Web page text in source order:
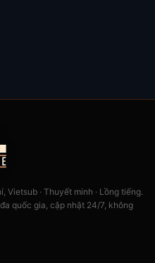
Vietsub · Thuyết minh · Lồng tiếng.
quốc gia, cập nhật 24/7, không